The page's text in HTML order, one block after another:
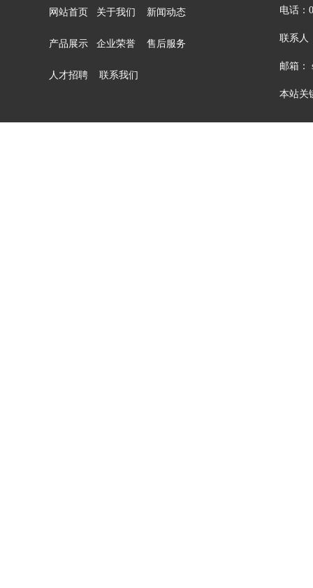
网站首页 关于我们 新闻动态
产品展示 企业荣誉 售后服务
人才招聘 联系我们
电话：
联系人
邮箱：
本站关